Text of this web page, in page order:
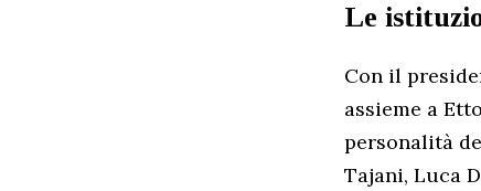
Le
Con il
assieme a
personalità
Tajani, Luca